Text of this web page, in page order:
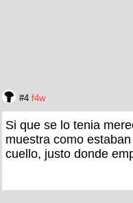
#4 f4w
Si que se lo tenia
muestra como
cuello, justo donde